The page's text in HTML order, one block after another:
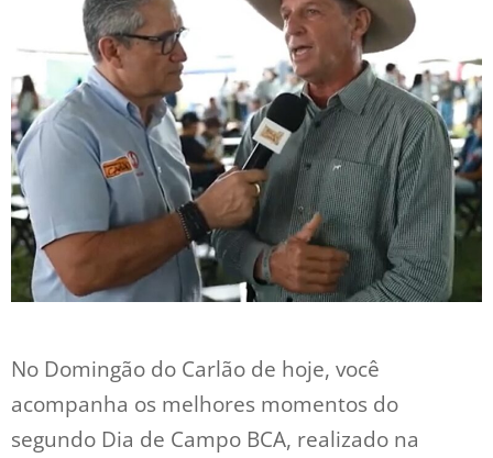
No Domingão do Carlão de hoje, você
acompanha os melhores momentos do
segundo Dia de Campo BCA, realizado na